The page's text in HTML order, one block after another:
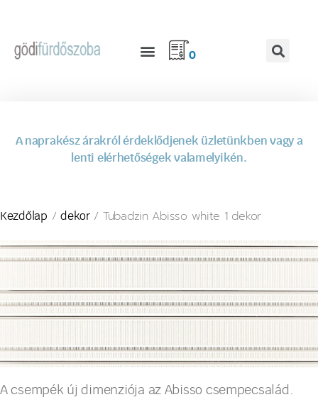
0
A naprakész árakról érdeklődjenek üzletünkben vagy a
lenti elérhetőségek valamelyikén.
Kezdőlap /dekor/ Tubadzin Abisso white 1 dekor
A csempék új dimenziója az Abisso csempecsalád.